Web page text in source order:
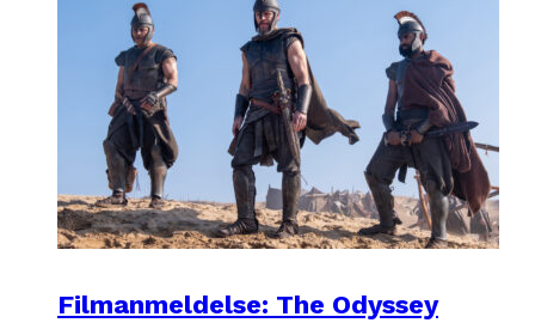
Filmanmeldelse: The Odyssey